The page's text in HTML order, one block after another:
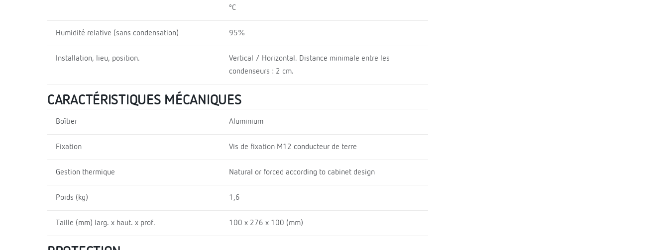
ºC
Humidité relative (sans condensation) 95%
Installation, lieu, position.
Vertical / Horizontal. Distance minimale entre les
condenseurs : 2 cm.
CARACTÉRISTIQUES MÉCANIQUES
Boîtier Aluminium
Fixation Vis de fixation M12 conducteur de terre
Gestion thermique Natural or forced according to cabinet design
Poids (kg) 1,6
Taille (mm) larg. x haut. x prof. 100 x 276 x 100 (mm)